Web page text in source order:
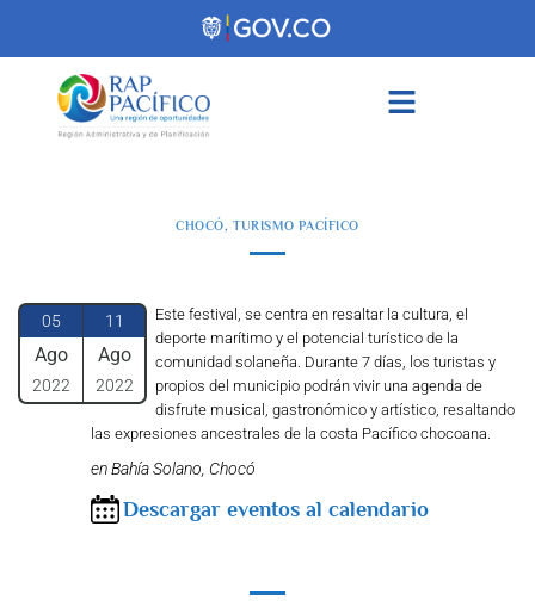
CHOCÓ, TURISMO PACÍFICO
05
Ago
2022
11
Ago
2022
Este festival, se centra en resaltar la cultura, el
deporte marítimo y el potencial turístico de la
comunidad solaneña. Durante 7 días, los turistas y
propios del municipio podrán vivir una agenda de
disfrute musical, gastronómico y artístico, resaltando
las expresiones ancestrales de la costa Pacífico chocoana.
en Bahía Solano, Chocó
Descargar eventos al calendario